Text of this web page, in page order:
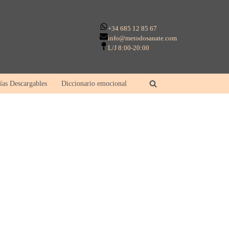
+34 685 12 85 67
info@metodosanate.com
L/J 8:00-20:00
Descargables Diccionario emocional